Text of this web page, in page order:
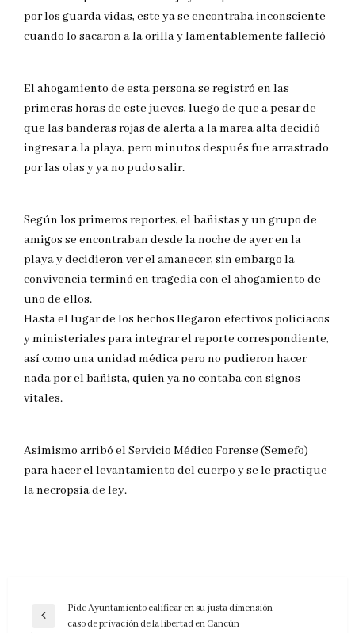
por los guarda vidas, este ya se encontraba inconsciente
cuando lo sacaron a la orilla y lamentablemente falleció
El ahogamiento de esta persona se registró en las
primeras horas de este jueves, luego de que a pesar de
que las banderas rojas de alerta a la marea alta decidió
ingresar a la playa, pero minutos después fue arrastrado
por las olas y ya no pudo salir.
Según los primeros reportes, el bañistas y un grupo de
amigos se encontraban desde la noche de ayer en la
playa y decidieron ver el amanecer, sin embargo la
convivencia terminó en tragedia con el ahogamiento de
uno de ellos.
Hasta el lugar de los hechos llegaron efectivos policiacos
y ministeriales para integrar el reporte correspondiente,
así como una unidad médica pero no pudieron hacer
nada por el bañista, quien ya no contaba con signos
vitales.
Asimismo arribó el Servicio Médico Forense (Semefo)
para hacer el levantamiento del cuerpo y se le practique
la necropsia de ley.
Navegación
Pide Ayuntamiento calificar en su justa dimensión
caso de privación de la libertad en Cancún